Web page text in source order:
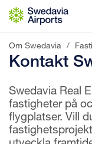
Gå till innehåll
Om Swedavia /
Kontakt
Swedavia Real
fastigheter på
flygplatser. Vill